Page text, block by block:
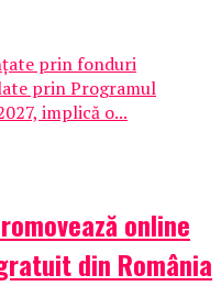
prin fonduri
prin Programul
implică o...
online
din România